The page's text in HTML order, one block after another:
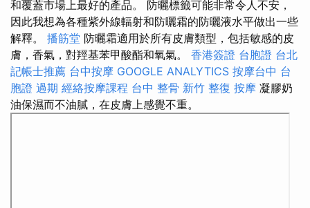
和覆蓋市場上最好的產品。 防曬標籤可能非常令人不安，
因此我想為各種紫外線輻射和防曬霜的防曬液水平做出一些
解釋。 播筋堂 防曬霜適用於所有皮膚類型，包括敏感的皮
膚，香氣，對羥基苯甲酸酯和氧氣。 香港簽證 台胞證 台北
記帳士推薦 台中按摩 GOOGLE ANALYTICS 按摩台中 台
胞證 過期 經絡按摩課程 台中 整骨 新竹 整復 按摩 凝膠奶
油保濕而不油膩，在皮膚上感覺不重。